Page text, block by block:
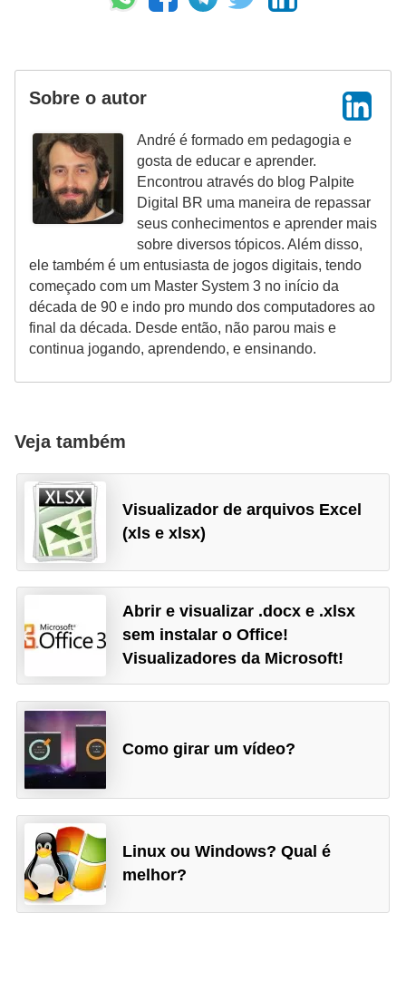
Sobre o autor
André é formado em pedagogia e
gosta de educar e aprender.
Encontrou através do blog Palpite
Digital BR uma maneira de repassar
seus conhecimentos e aprender mais
sobre diversos tópicos. Além disso,
ele também é um entusiasta de jogos digitais, tendo
começado com um Master System 3 no início da
década de 90 e indo pro mundo dos computadores ao
final da década. Desde então, não parou mais e
continua jogando, aprendendo, e ensinando.
Veja também
Visualizador de arquivos Excel
(xls e xlsx)
Abrir e visualizar .docx e .xlsx
sem instalar o Office!
Visualizadores da Microsoft!
Como girar um vídeo?
Linux ou Windows? Qual é
melhor?